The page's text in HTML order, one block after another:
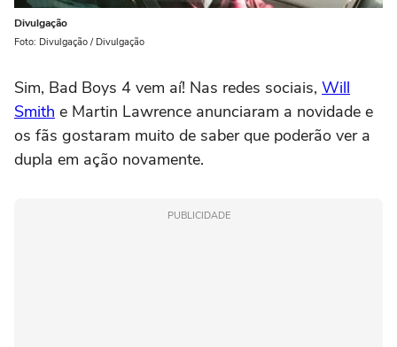
Divulgação
Foto: Divulgação / Divulgação
Sim, Bad Boys 4 vem aí! Nas redes sociais, Will
Smith e Martin Lawrence anunciaram a novidade e
os fãs gostaram muito de saber que poderão ver a
dupla em ação novamente.
PUBLICIDADE